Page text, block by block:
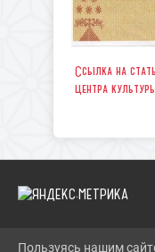
Ссылка на
центра
Пользуясь нашим